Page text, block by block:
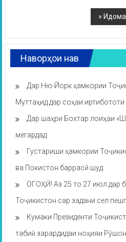
Наворҳои нав
Дар Ню-Йорк ҳамкории
Муттаҳид дар соҳаи
Дар шаҳри Бохтар лоиҳаи
мегардад
Густариши ҳамкории
ва Покистон баррасӣ шуд
ОГОҲӢ! Аз 25 то 27 июл дар
Тоҷикистон сар задани сел
Кумаки Президенти
табиӣ зарардидаи ноҳияи